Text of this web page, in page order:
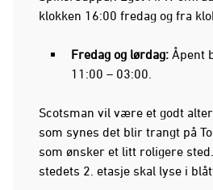
klokken 16:00 fredag og fra
Fredag og lørdag: Åpent
11:00 – 03:00.
Scotsman vil være et godt
som synes det blir trangt på
som ønsker et litt roligere
stedets 2. etasje skal lyse i